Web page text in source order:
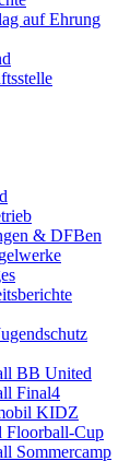
auf Ehrung
& DFBen
BB United
Final4
KIDZ
Floorball-Cup
Sommercamp